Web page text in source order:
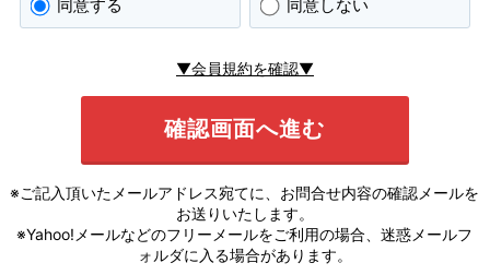
同意する 同意しない
▼会員規約を確認▼
※ご記入頂いたメールアドレス宛てに、お問合せ内容の確認メールを
お送りいたします。
※Yahoo!メールなどのフリーメールをご利用の場合、迷惑メールフ
ォルダに入る場合があります。